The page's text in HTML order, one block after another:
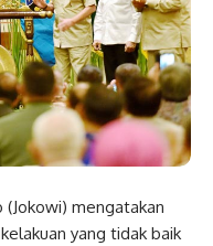
mengatakan
yang tidak baik